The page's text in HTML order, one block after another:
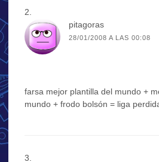
pitagoras
28/01/2008 A LAS 00:08
farsa mejor plantilla del mundo +
mundo + frodo bolsón = liga